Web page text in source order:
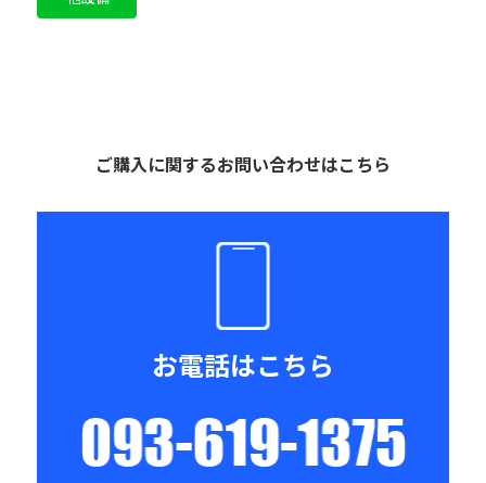
ご購入に関するお問い合わせはこちら
お電話はこちら